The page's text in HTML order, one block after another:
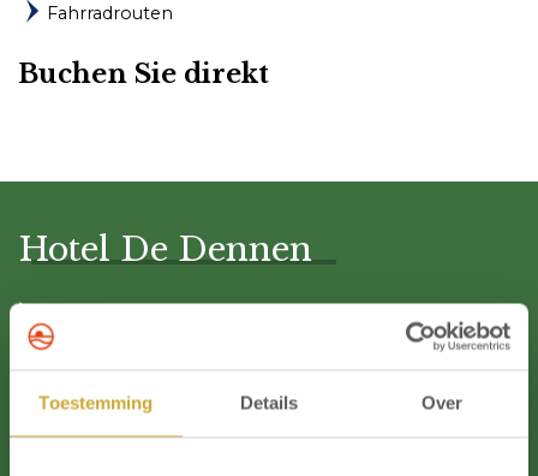
Toestemming Details Over
Fahrradrouten
Buchen Sie direkt
Hotel De Dennen
Lage & Anreise
Adresse